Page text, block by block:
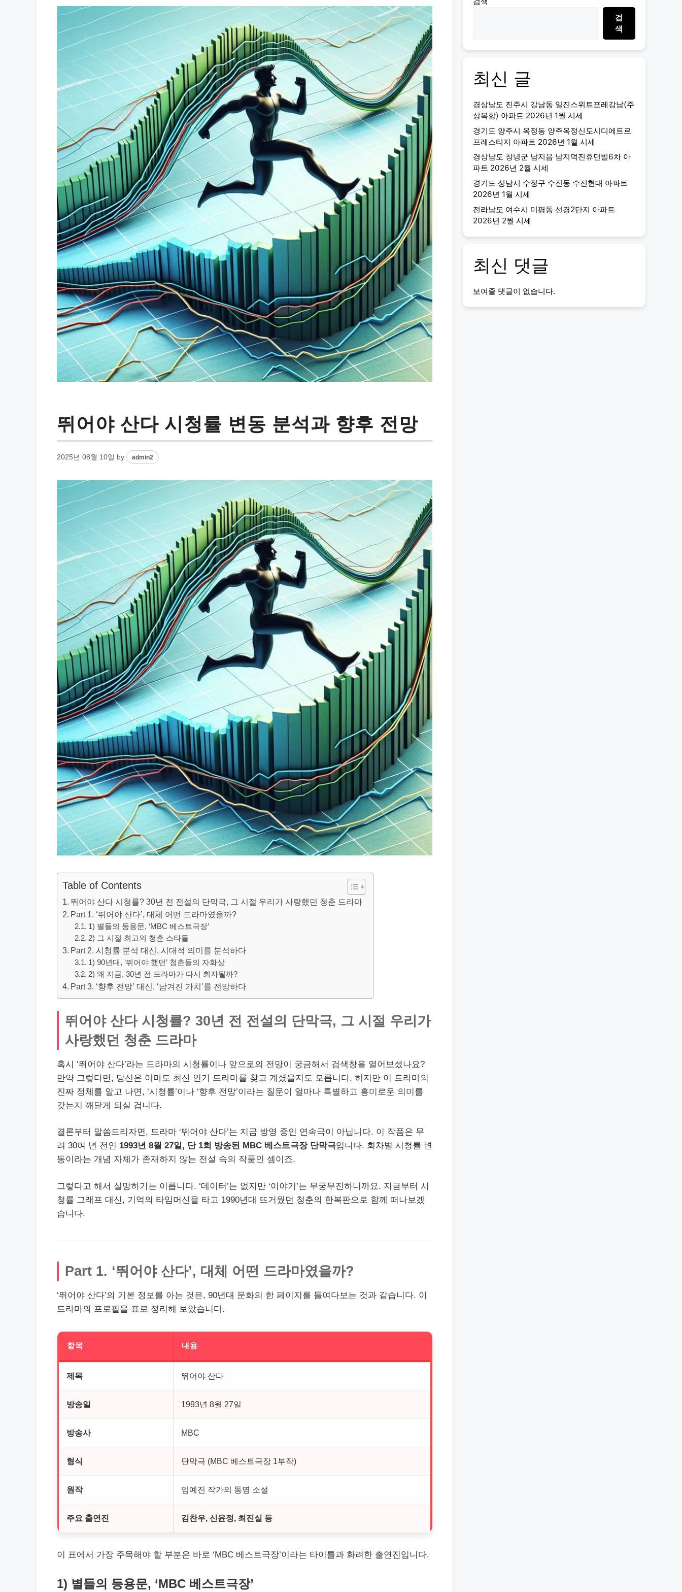
뛰어야 산다 시청률 변동 분석과 향후 전망
2025년 08월 10일 by admin2
Table of Contents
뛰어야 산다 시청률? 30년 전 전설의 단막극, 그 시절 우리가 사랑했던 청춘 드라마
Part 1. ‘뛰어야 산다’, 대체 어떤 드라마였을까?
1) 별들의 등용문, ‘MBC 베스트극장’
2) 그 시절 최고의 청춘 스타들
Part 2. 시청률 분석 대신, 시대적 의미를 분석하다
1) 90년대, ‘뛰어야 했던’ 청춘들의 자화상
2) 왜 지금, 30년 전 드라마가 다시 회자될까?
Part 3. ‘향후 전망’ 대신, ‘남겨진 가치’를 전망하다
뛰어야 산다 시청률? 30년 전 전설의 단막극, 그 시절 우리가
사랑했던 청춘 드라마
혹시 ‘뛰어야 산다’라는 드라마의 시청률이나 앞으로의 전망이 궁금해서 검색창을 열어보셨나요?
만약 그렇다면, 당신은 아마도 최신 인기 드라마를 찾고 계셨을지도 모릅니다. 하지만 이 드라마의
진짜 정체를 알고 나면, ‘시청률’이나 ‘향후 전망’이라는 질문이 얼마나 특별하고 흥미로운 의미를
갖는지 깨닫게 되실 겁니다.
결론부터 말씀드리자면, 드라마 ‘뛰어야 산다’는 지금 방영 중인 연속극이 아닙니다. 이 작품은 무
려 30여 년 전인 1993년 8월 27일, 단 1회 방송된 MBC 베스트극장 단막극입니다. 회차별 시청률 변
동이라는 개념 자체가 존재하지 않는 전설 속의 작품인 셈이죠.
그렇다고 해서 실망하기는 이릅니다. ‘데이터’는 없지만 ‘이야기’는 무궁무진하니까요. 지금부터 시
청률 그래프 대신, 기억의 타임머신을 타고 1990년대 뜨거웠던 청춘의 한복판으로 함께 떠나보겠
습니다.
Part 1. ‘뛰어야 산다’, 대체 어떤 드라마였을까?
‘뛰어야 산다’의 기본 정보를 아는 것은, 90년대 문화의 한 페이지를 들여다보는 것과 같습니다. 이
드라마의 프로필을 표로 정리해 보았습니다.
항목 내용
제목 뛰어야 산다
방송일 1993년 8월 27일
방송사 MBC
형식 단막극 (MBC 베스트극장 1부작)
원작 임예진 작가의 동명 소설
주요 출연진 김찬우, 신윤정, 최진실 등
이 표에서 가장 주목해야 할 부분은 바로 ‘MBC 베스트극장’이라는 타이틀과 화려한 출연진입니다.
1) 별들의 등용문, ‘MBC 베스트극장’
검
색
최신 글
경상남도 진주시 강남동 일진스위트포레강남(주
상복합) 아파트 2026년 1월 시세
경기도 양주시 옥정동 양주옥정신도시디에트르
프레스티지 아파트 2026년 1월 시세
경상남도 창녕군 남지읍 남지덕진휴먼빌6차 아
파트 2026년 2월 시세
경기도 성남시 수정구 수진동 수진현대 아파트
2026년 1월 시세
전라남도 여수시 미평동 선경2단지 아파트
2026년 2월 시세
최신 댓글
보여줄 댓글이 없습니다.